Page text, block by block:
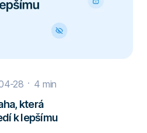
28 4 min
která
k lepšímu